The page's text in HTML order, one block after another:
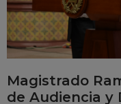
Magistrado
de Audiencia y